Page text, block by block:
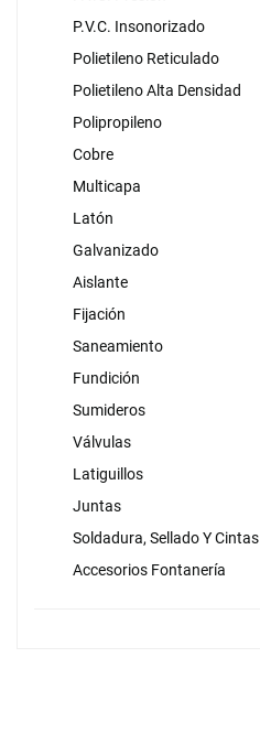
P.V.C. Insonorizado
Polietileno Reticulado
Polietileno Alta Densidad
Polipropileno
Cobre
Multicapa
Latón
Galvanizado
Aislante
Fijación
Saneamiento
Fundición
Sumideros
Válvulas
Latiguillos
Juntas
Soldadura, Sellado Y Cintas
Accesorios Fontanería